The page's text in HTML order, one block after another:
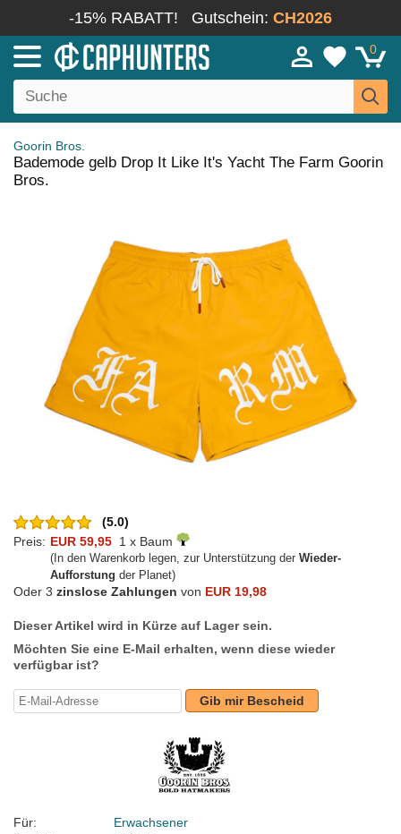
-15% RABATT! Gutschein: CH2026
0
Goorin Bros.
Bademode gelb Drop It Like It's Yacht The Farm Goorin
Bros.
(5.0)
Preis: EUR 59,95 1 x Baum
(In den Warenkorb legen, zur Unterstützung der Wieder-
Aufforstung der Planet)
Oder 3 zinslose Zahlungen von EUR 19,98
Dieser Artikel wird in Kürze auf Lager sein.
Möchten Sie eine E-Mail erhalten, wenn diese wieder
verfügbar ist?
Gib mir Bescheid
Für:
Erwachsener